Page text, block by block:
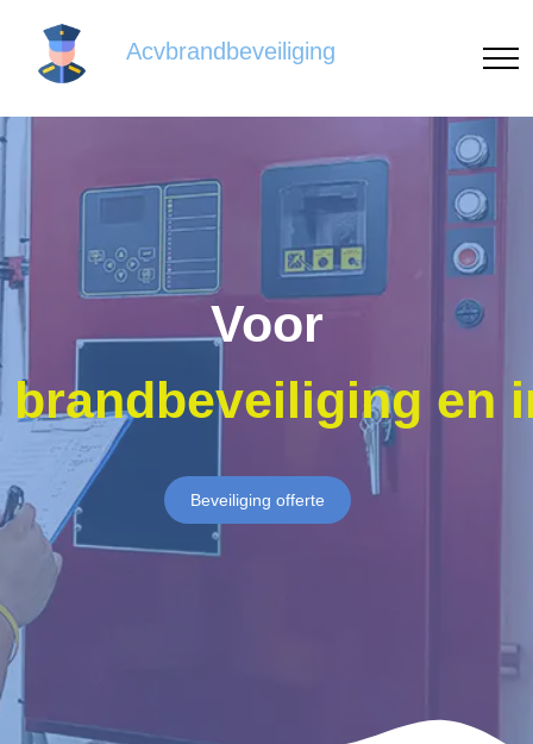
Acvbrandbeveiliging
Voor
brandbeveiliging en
Beveiliging offerte